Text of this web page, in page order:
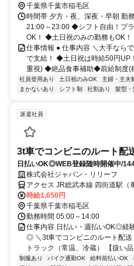
千葉県千葉市稲毛区
時間帯 夕方・夜、深夜・早朝
21:00～23:00 ◆シフト自由！プ
OK！ ◆土日祝のみの勤務もOK！
仕事情報 ● 仕事内容 ＼大手なら
で支給！ ◆土日祝は時給50円
重視) ◆絶品食事補助◆前給制度(
社員登用あり 土日祝のみOK 主婦・主夫
まかないあり
シフト制 社割あり 髪型・
派遣社員
3t車でコンビニのルート配
日払いOK◎WEB登録随時開催中/
株式会社ジャパン・リリーフ
アクセス JR総武本線 四街道駅（
時給1,650円
千葉県千葉市稲毛区
勤務時間 05:00～14:00
仕事内容 日払い・週払いOK◎経
◎ ＼3t車でコンビニのルート配
トラック（常温、冷蔵） 【扱い
制服あり バイク通勤OK 給料前払いOK